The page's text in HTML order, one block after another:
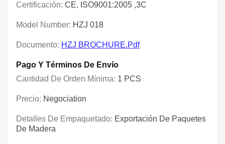
Certificación: CE, ISO9001:2005 ,3C
Model Number: HZJ 018
Documento: HZJ BROCHURE.pdf
Pago Y Términos De Envío
Cantidad De Orden Mínima: 1 PCS
Precio: Negociation
Detalles De Empaquetado: Exportación De Paquetes
De Madera